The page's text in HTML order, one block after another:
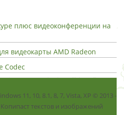
плюс видеоконференции на
видеокарты AMD Radeon
Codec
11, 10, 8.1, 8, 7, Vista, ХР © 2013 -
текстов и изображений